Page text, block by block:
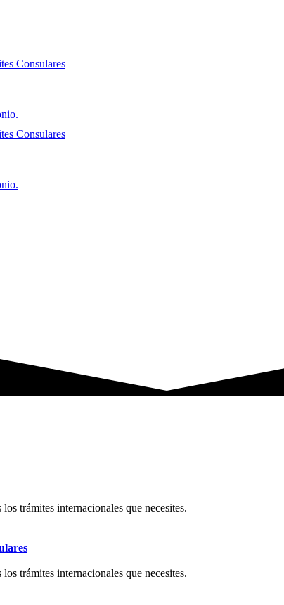
Consulares
Consulares
trámites internacionales que necesites.
trámites internacionales que necesites.